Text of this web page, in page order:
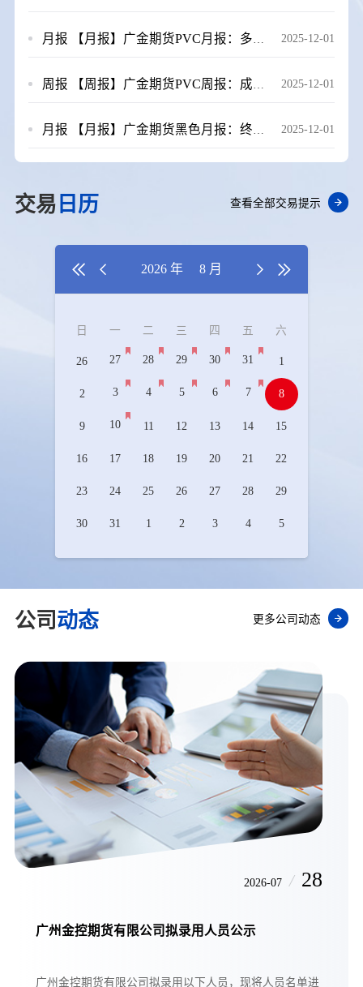
2025-12-01
月报 【月报】广金期货PVC月报：多重利空因素压制，11月PVC跌跌不休 20251201
2025-12-01
周报 【周报】广金期货PVC周报：成本端拖累，PVC期价再创新低 20251121
2025-12-01
月报 【月报】广金期货黑色月报：终端压力渐显，下行风险仍存 20251128
交易 日历 查看全部交易提示
  2026 年 8 月  
日 一 二 三 四 五 六
26 27 28 29 30 31 1
2 3 4 5 6 7 8
9 10 11 12 13 14 15
16 17 18 19 20 21 22
23 24 25 26 27 28 29
30 31 1 2 3 4 5
公司 动态 更多公司动态
2026-07 / 28
广州金控期货有限公司拟录用人员公示
广州金控期货有限公司拟录用以下人员，现将人员名单进